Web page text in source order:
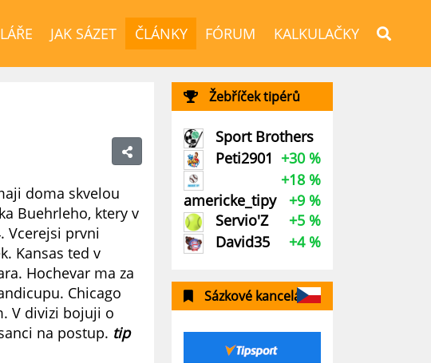
JAK SÁZET ČLÁNKY FÓRUM KALKULAČKY
doma skvelou
Buehrleho, ktery v
Vcerejsi prvni
Kansas ted v
Hochevar ma za
Chicago
V divizi bojuji o
na postup. tip
Žebříček tipérů
Sport Brothers
+30 %
Peti2901
+18 %
americke_tipy
+9 %
Servio'Z
+5 %
David35
+4 %
Sázkové kanceláře